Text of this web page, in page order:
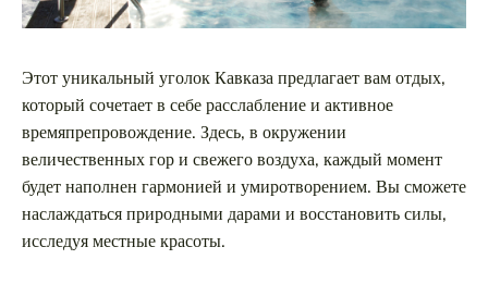
Этот уникальный уголок Кавказа предлагает вам отдых,
который сочетает в себе расслабление и активное
времяпрепровождение. Здесь, в окружении
величественных гор и свежего воздуха, каждый момент
будет наполнен гармонией и умиротворением. Вы сможете
наслаждаться природными дарами и восстановить силы,
исследуя местные красоты.